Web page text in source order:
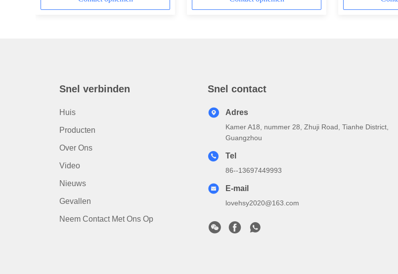
Snel verbinden
Huis
Producten
Over Ons
Video
Nieuws
Gevallen
Neem Contact Met Ons Op
Snel contact
Adres
Kamer A18, nummer 28, Zhuji Road, Tianhe District,
Guangzhou
Tel
86--13697449993
E-mail
lovehsy2020@163.com